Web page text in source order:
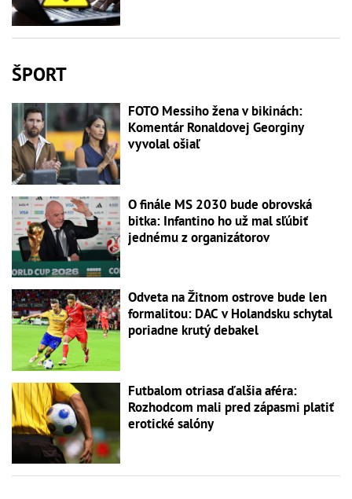
ŠPORT
FOTO Messiho žena v bikinách:
Komentár Ronaldovej Georginy
vyvolal ošiaľ
O finále MS 2030 bude obrovská
bitka: Infantino ho už mal sľúbiť
jednému z organizátorov
Odveta na Žitnom ostrove bude len
formalitou: DAC v Holandsku schytal
poriadne krutý debakel
Futbalom otriasa ďalšia aféra:
Rozhodcom mali pred zápasmi platiť
erotické salóny